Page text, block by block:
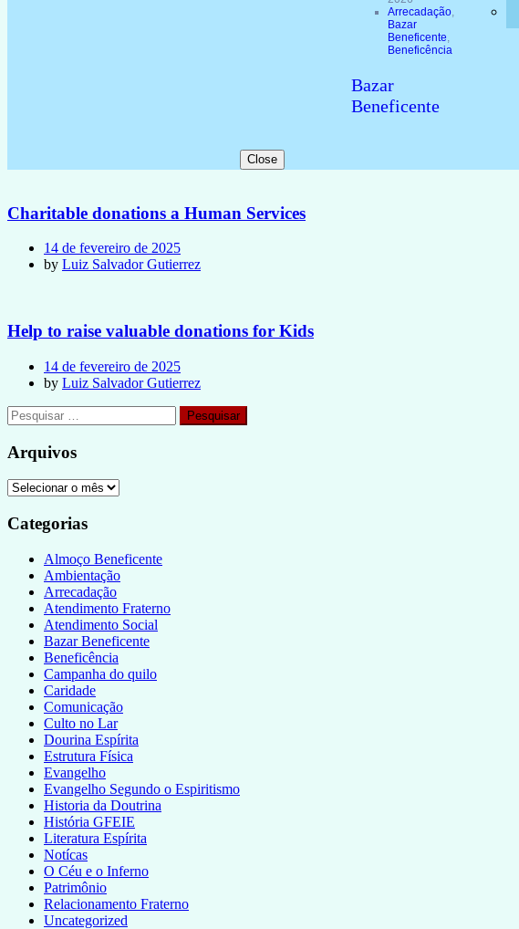
Arrecadação,
Bazar
Beneficente,
Beneficência
Bazar
Beneficente
Close
Charitable donations a Human Services
14 de fevereiro de 2025
by Luiz Salvador Gutierrez
Help to raise valuable donations for Kids
14 de fevereiro de 2025
by Luiz Salvador Gutierrez
Arquivos
Categorias
Almoço Beneficente
Ambientação
Arrecadação
Atendimento Fraterno
Atendimento Social
Bazar Beneficente
Beneficência
Campanha do quilo
Caridade
Comunicação
Culto no Lar
Dourina Espírita
Estrutura Física
Evangelho
Evangelho Segundo o Espiritismo
Historia da Doutrina
História GFEIE
Literatura Espírita
Notícas
O Céu e o Inferno
Patrimônio
Relacionamento Fraterno
Uncategorized